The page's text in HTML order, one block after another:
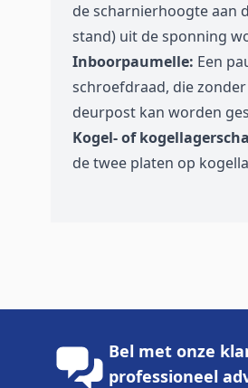
de scharnierhoogte aan
stand) uit de sponning
Inboorpaumelle: Een
schroefdraad, die
deurpost kan worden
Kogel- of
de twee platen op
Bel met onze
professioneel